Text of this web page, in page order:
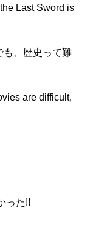
Last Sword is
も、歴史って難
are difficult,
った!!